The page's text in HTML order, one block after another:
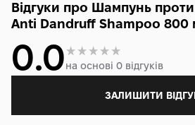
Відгуки про Шампунь
Anti Dandruff Shampoo 800
0.0на основі 0 відгуків
ЗАЛИШИТИ